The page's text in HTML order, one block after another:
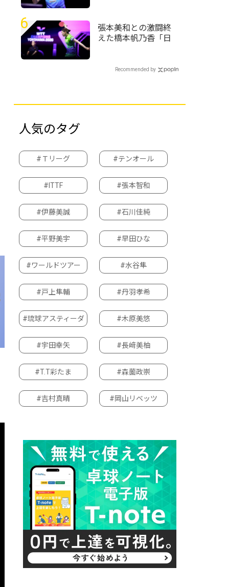
横浜2026＞
6
張本美和との激闘終
えた橋本帆乃香「日
い」＜卓球・WTTチ
Recommended by
人気のタグ
#Ｔリーグ #テンオール
#ITTF #張本智和
#伊藤美誠 #石川佳純
#平野美宇 #早田ひな
#ワールドツアー #水谷隼
#戸上隼輔 #丹羽孝希
#琉球アスティーダ #木原美悠
#宇田幸矢 #長﨑美柚
#T.T彩たま #森薗政崇
#吉村真晴 #岡山リベッツ